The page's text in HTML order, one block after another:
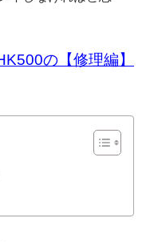
の【修理編】